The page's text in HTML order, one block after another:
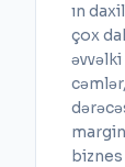
ın
çox
biznes